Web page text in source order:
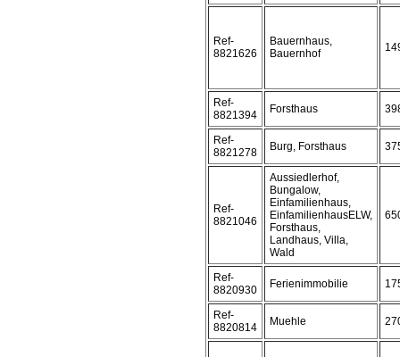
Ref-
8821626
Bauernhaus,
Bauernhof
Ref-
8821394
Forsthaus
Ref-
8821278
Burg, Forsthaus
Ref-
8821046
Aussiedlerhof,
Bungalow,
Einfamilienhaus,
EinfamilienhausELW,
Forsthaus,
Landhaus, Villa,
Wald
Ref-
8820930
Ferienimmobilie
Ref-
8820814
Muehle